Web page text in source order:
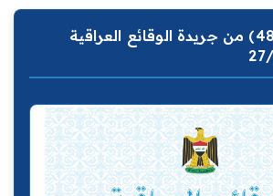
صدر العدد (4875) من جريدة الوقائع العراقية